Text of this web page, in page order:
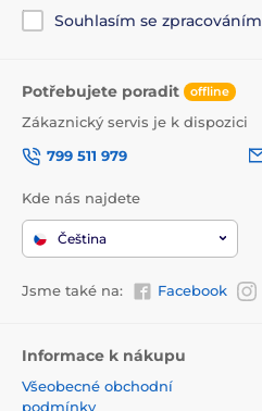
Souhlasím se zpracováním
Potřebujete poradit offline
Zákaznický servis je k dispozici
799 511 979
Kde nás najdete
Čeština
Jsme také na: Facebook
Informace k nákupu
Všeobecné obchodní
podmínky